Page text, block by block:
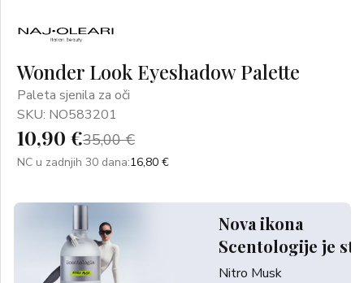
Wonder Look Eyeshadow Palette
Paleta sjenila za oči
SKU: NO583201
10,90 €35,00 €
NC u zadnjih 30 dana:16,80 €
Nova ikona
Scentologije je
Nitro Musk